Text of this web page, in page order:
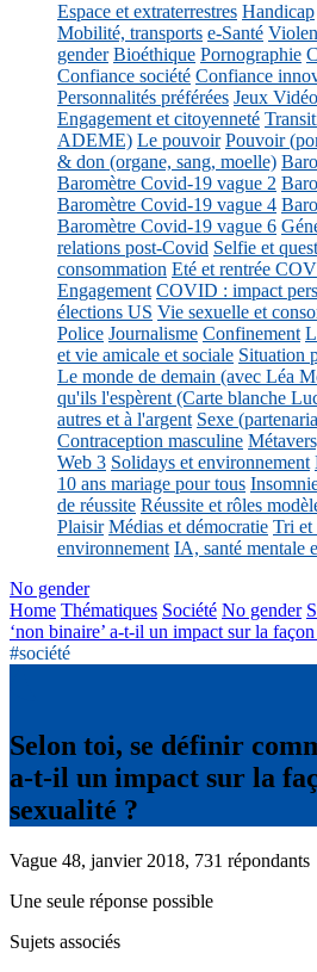
Espace et extraterrestres Handicap
Mobilité, transports e-Santé
gender Bioéthique Pornographie
Confiance société Confiance
Personnalités préférées Jeux
Engagement et citoyenneté
ADEME) Le pouvoir Pouvoir
& don (organe, sang, moelle)
Baromètre Covid-19 vague 2
Baromètre Covid-19 vague 4
Baromètre Covid-19 vague 6
relations post-Covid Selfie et
consommation Eté et rentrée
Engagement COVID : impact
élections US Vie sexuelle et
Police Journalisme Confinement
et vie amicale et sociale Situation
Le monde de demain (avec Léa
qu'ils l'espèrent (Carte blanche
autres et à l'argent Sexe
Contraception masculine
Web 3 Solidays et environnement
10 ans mariage pour tous
de réussite Réussite et rôles
Plaisir Médias et démocratie Tri et
environnement IA, santé mentale
No gender
Home Thématiques Société No gender
‘non binaire’ a-t-il un impact sur la
#société
Selon toi, se définir
a-t-il un impact sur la
sexualité ?
Vague 48, janvier 2018, 731 répondants
Une seule réponse possible
Sujets associés